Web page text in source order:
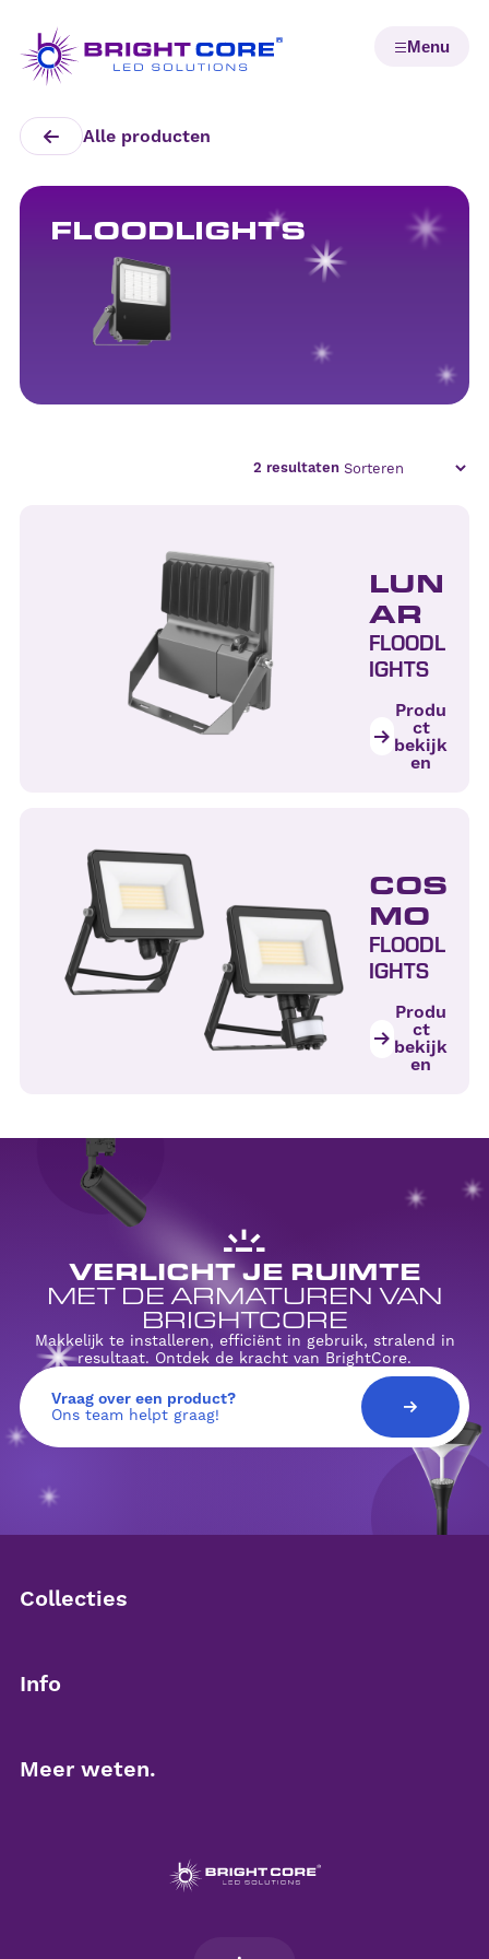
Alle producten
FLOODLIGHTS
2 resultaten
LUN
AR
FLOODL
IGHTS
Produ
ct
bekijk
en
COS
MO
FLOODL
IGHTS
Produ
ct
bekijk
en
VERLICHT JE RUIMTE
MET DE ARMATUREN VAN
BRIGHTCORE
Makkelijk te installeren, efficiënt in gebruik, stralend in
resultaat. Ontdek de kracht van BrightCore.
Vraag over een product?
Ons team helpt graag!
Collecties
Plafond- en wandarmaturen
Info
Meer weten.